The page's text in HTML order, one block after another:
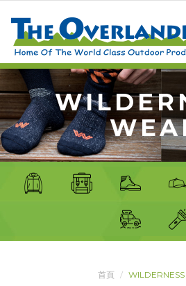
首頁